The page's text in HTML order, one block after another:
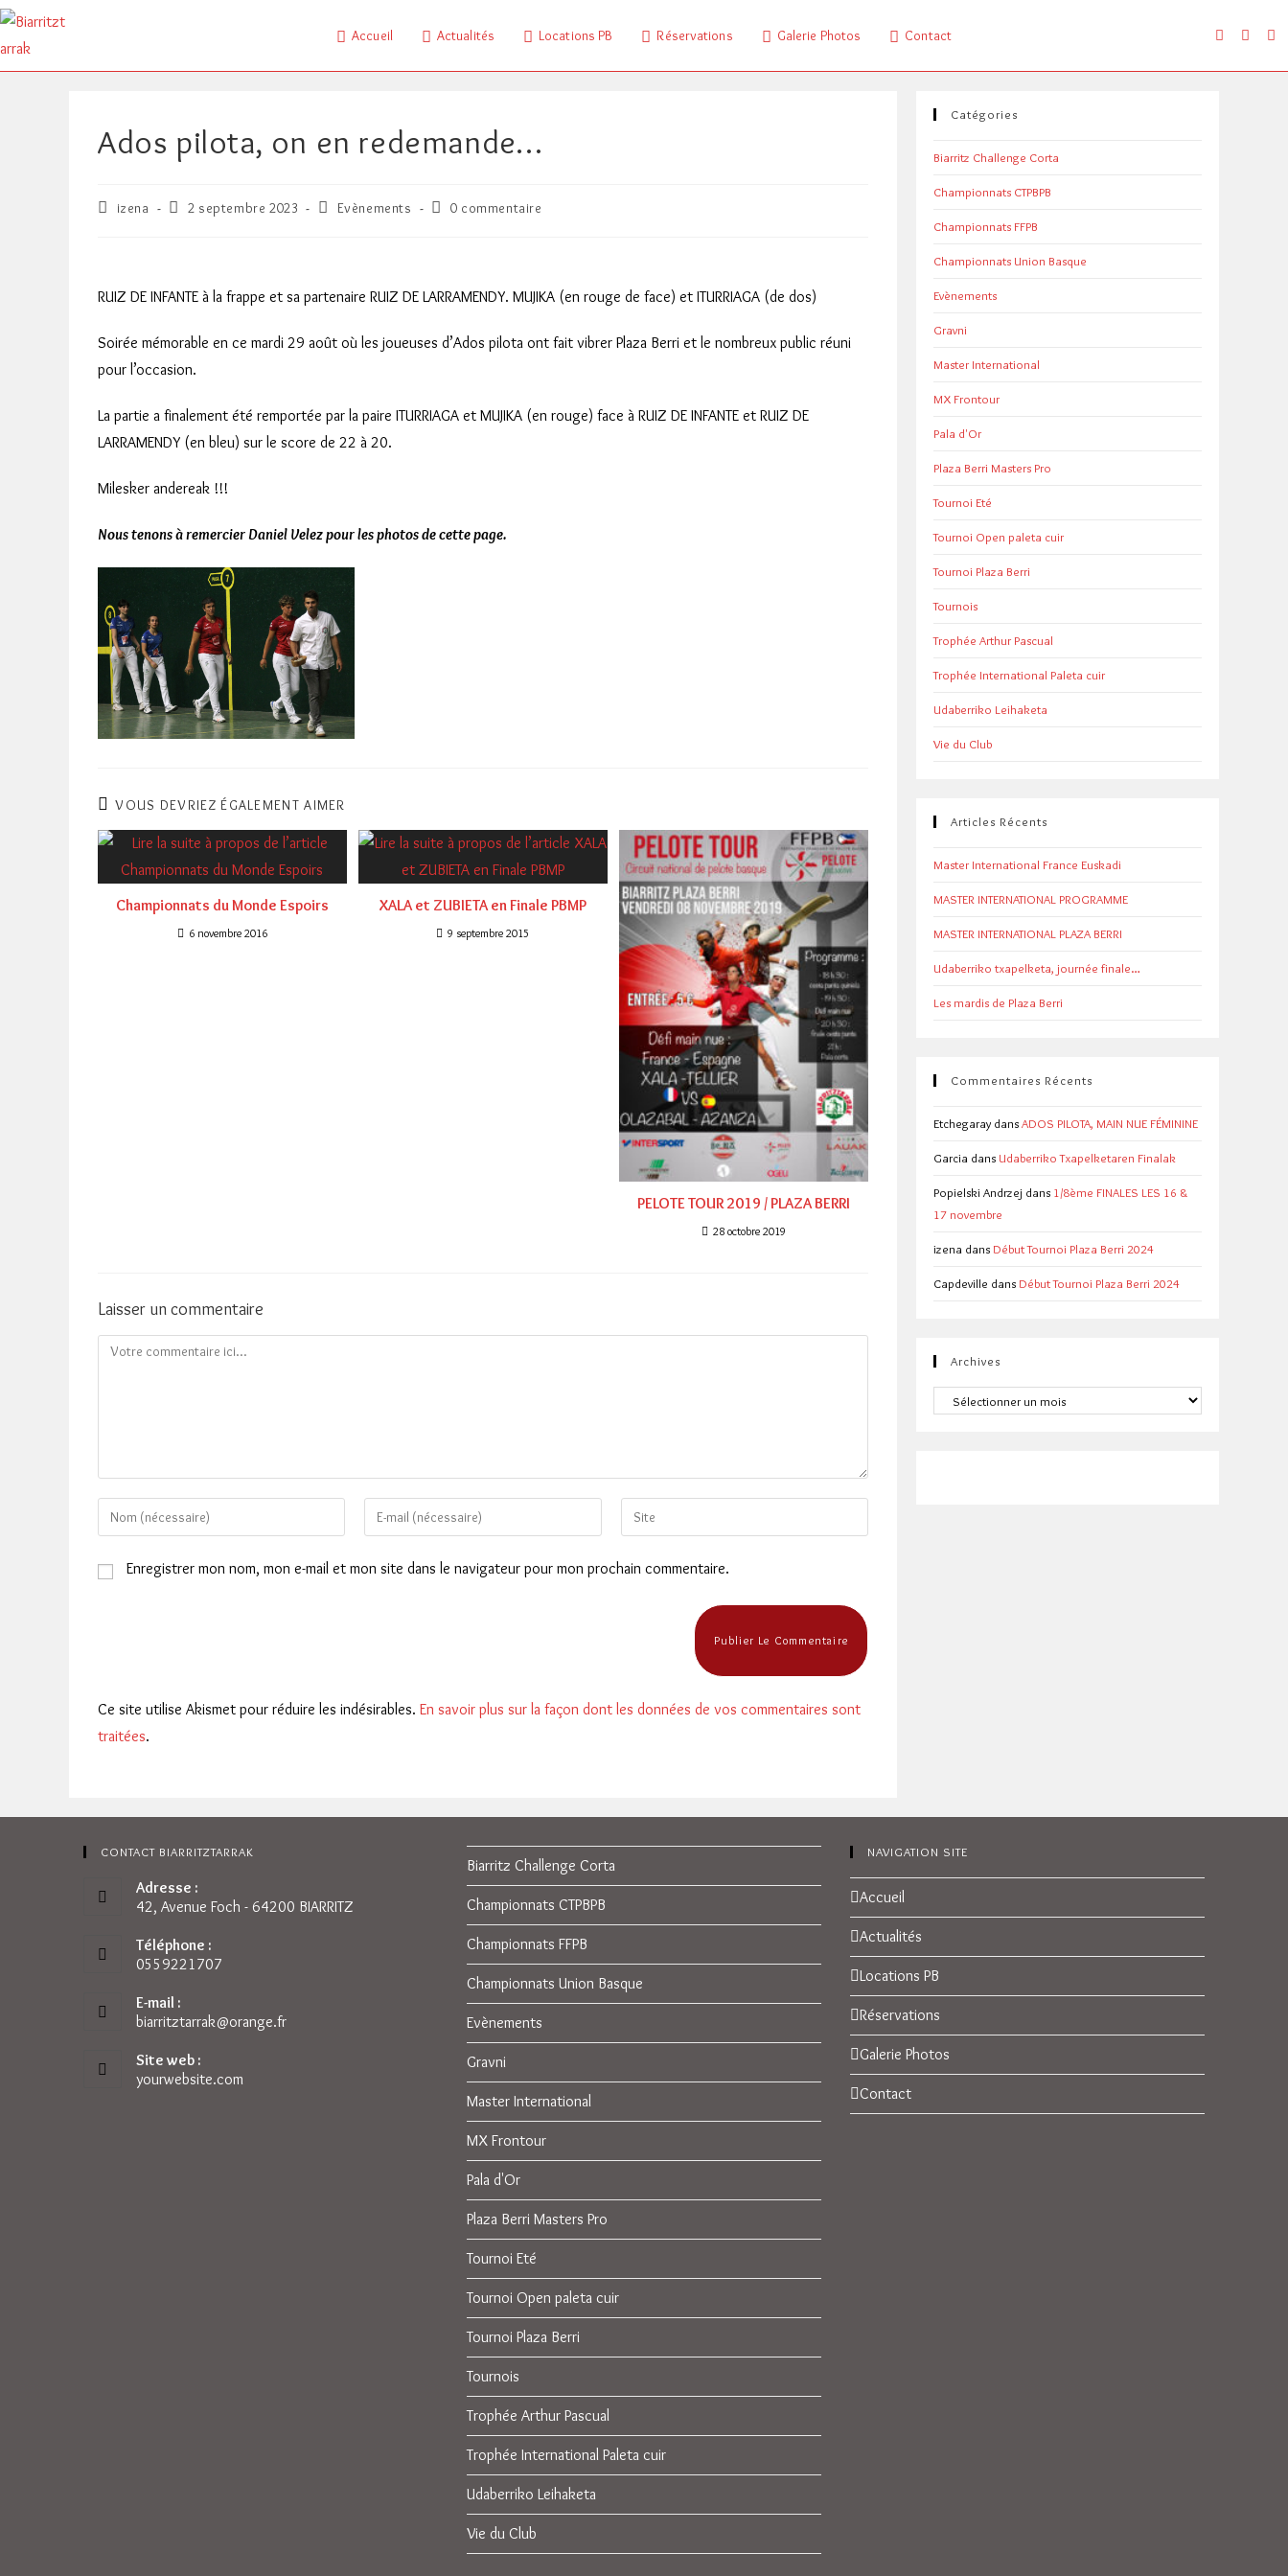
Skip
content
Accueil Actualités Locations PB Réservations Galerie Photos Contact
Ados pilota, on en redemande…
Auteur/autrice
izena
Publication
2 septembre 2023
PostEvènements
Commentaires
0 commentaire
RUIZ DE INFANTE à la frappe et sa partenaire RUIZ DE LARRAMENDY. MUJIKA (en rouge de face) et ITURRIAGA (de dos)
Soirée mémorable en ce mardi 29 août où les joueuses d’Ados pilota ont fait vibrer Plaza Berri et le nombreux public réuni
pour l’occasion.
La partie a finalement été remportée par la paire ITURRIAGA et MUJIKA (en rouge) face à RUIZ DE INFANTE et RUIZ DE
LARRAMENDY (en bleu) sur le score de 22 à 20.
Milesker andereak !!!
Nous tenons à remercier Daniel Velez pour les photos de cette page.
VOUS DEVRIEZ ÉGALEMENT AIMER
Championnats du Monde Espoirs
6 novembre 2016
XALA et ZUBIETA en Finale PBMP
9 septembre 2015
PELOTE TOUR 2019 / PLAZA BERRI
28 octobre 2019
Laisser un commentaire
Comment
Enter
your
or
Enter
your
Saisir
l’URL
Enregistrer mon nom, mon e-mail et mon site dans le navigateur pour mon prochain commentaire.
Ce site utilise Akismet pour réduire les indésirables. En savoir plus sur la façon dont les données de vos commentaires sont
traitées.
Catégories
Biarritz Challenge Corta
Championnats CTPBPB
Championnats FFPB
Championnats Union Basque
Evènements
Gravni
Master International
MX Frontour
Pala d'Or
Plaza Berri Masters Pro
Tournoi Eté
Tournoi Open paleta cuir
Tournoi Plaza Berri
Tournois
Trophée Arthur Pascual
Trophée International Paleta cuir
Udaberriko Leihaketa
Vie du Club
Articles Récents
Master International France Euskadi
MASTER INTERNATIONAL PROGRAMME
MASTER INTERNATIONAL PLAZA BERRI
Udaberriko txapelketa, journée finale…
Les mardis de Plaza Berri
Commentaires Récents
Etchegaray dansADOS PILOTA, MAIN NUE FÉMININE
Garcia dans Udaberriko Txapelketaren Finalak
Popielski Andrzej dans 1/8ème FINALES LES 16 &
17 novembre
izena dans Début Tournoi Plaza Berri 2024
Capdeville dans Début Tournoi Plaza Berri 2024
Archives
Archives
CONTACT BIARRITZTARRAK
Adresse :
42, Avenue Foch - 64200 BIARRITZ
Téléphone :
0559221707
E-mail :
biarritztarrak@orange.frS’ouvre
Site web :
yourwebsite.com
Biarritz Challenge Corta
Championnats CTPBPB
Championnats FFPB
Championnats Union Basque
Evènements
Gravni
Master International
MX Frontour
Pala d'Or
Plaza Berri Masters Pro
Tournoi Eté
Tournoi Open paleta cuir
Tournoi Plaza Berri
Tournois
Trophée Arthur Pascual
Trophée International Paleta cuir
Udaberriko Leihaketa
Vie du Club
NAVIGATION SITE
Accueil
Actualités
Locations PB
Réservations
Galerie Photos
Contact